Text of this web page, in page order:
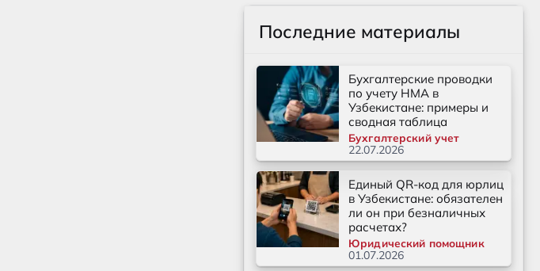
Последние материалы
Бухгалтерские проводки
по учету НМА в
Узбекистане: примеры и
сводная таблица
Бухгалтерский учет
22.07.2026
Единый QR-код для юрлиц
в Узбекистане: обязателен
ли он при безналичных
расчетах?
Юридический помощник
01.07.2026